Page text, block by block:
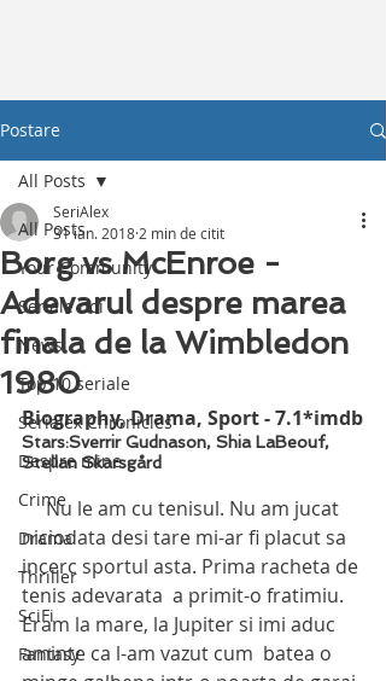
Postare
All Posts
Your Community
Seriale noi
News
Top 10 seriale
Serialex Chronicles
Despre mine
Crime
Drama
Thriller
SciFi
Fantasy
All Posts
Borg vs McEnroe -
Adevarul despre marea
finala de la Wimbledon
1980
SeriAlex
31 ian. 2018 2 min de citit
Biography, Drama, Sport - 7.1*imdb
Stars:Sverrir Gudnason, Shia LaBeouf,
Stellan Skarsgård
     Nu le am cu tenisul. Nu am jucat
niciodata desi tare mi-ar fi placut sa
incerc sportul asta. Prima racheta de
tenis adevarata  a primit-o fratimiu.
Eram la mare, la Jupiter si imi aduc
aminte ca l-am vazut cum  batea o